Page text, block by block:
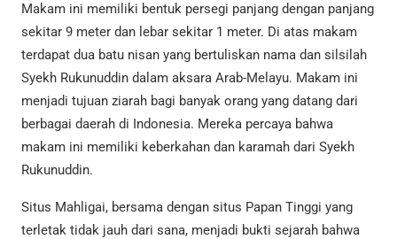
Makam ini memiliki bentuk persegi panjang dengan panjang
sekitar 9 meter dan lebar sekitar 1 meter. Di atas makam
terdapat dua batu nisan yang bertuliskan nama dan silsilah
Syekh Rukunuddin dalam aksara Arab-Melayu. Makam ini
menjadi tujuan ziarah bagi banyak orang yang datang dari
berbagai daerah di Indonesia. Mereka percaya bahwa
makam ini memiliki keberkahan dan karamah dari Syekh
Rukunuddin.
Situs Mahligai, bersama dengan situs Papan Tinggi yang
terletak tidak jauh dari sana, menjadi bukti sejarah bahwa